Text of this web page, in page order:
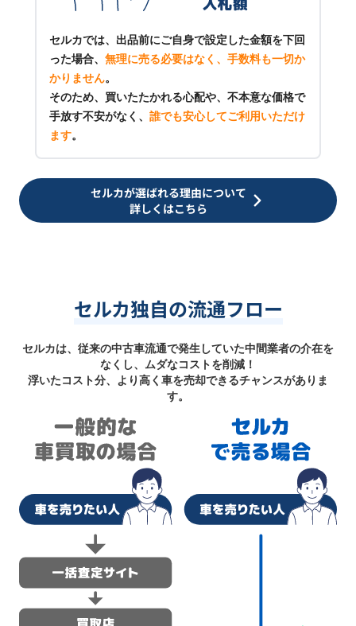
セルカでは、出品前にご自身で設定した金額を下回
った場合、 無理に売る必要はなく、手数料も一切か
かりません。
そのため、買いたたかれる心配や、不本意な価格で
手放す不安がなく、 誰でも安心してご利用いただけ
ます。
セルカが選ばれる理由について
詳しくはこちら
セルカ独自の流通フロー
セルカは、従来の中古車流通で発生していた中間業者の介在を
なくし、ムダなコストを削減！
浮いたコスト分、より高く車を売却できるチャンスがありま
す。